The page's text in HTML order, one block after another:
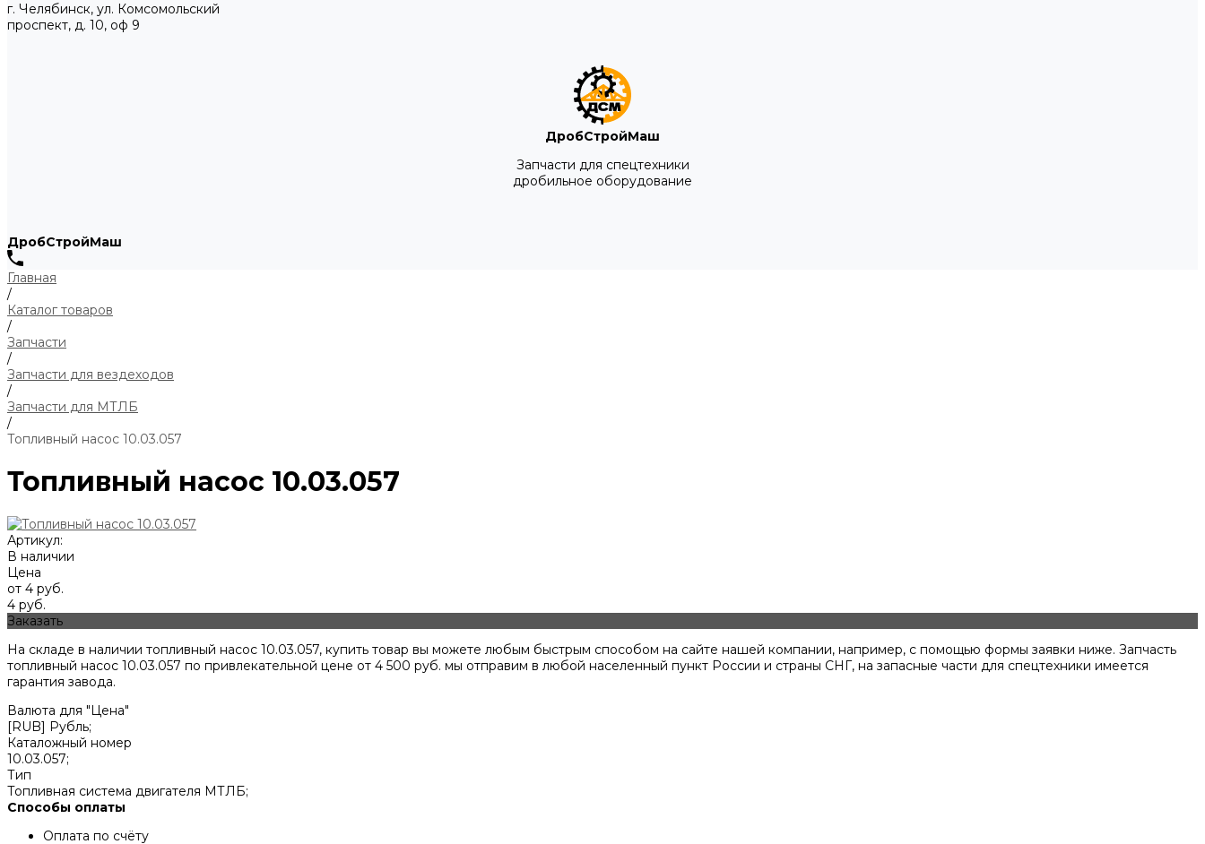
г. Челябинск, ул. Комсомольский
проспект, д. 10, оф 9
ДробСтройМаш
Запчасти для спецтехники
дробильное оборудование
ДробСтройМаш
Главная
/
Каталог товаров
/
Запчасти
/
Запчасти для вездеходов
/
Запчасти для МТЛБ
/
Топливный насос 10.03.057
Топливный насос 10.03.057
Артикул:
В наличии
Цена
от 4 руб.
4 руб.
Заказать
На складе в наличии топливный насос 10.03.057, купить товар вы можете любым быстрым способом на сайте нашей компании, например, с помощью формы заявки ниже. Запчасть
топливный насос 10.03.057 по привлекательной цене от 4 500 руб. мы отправим в любой населенный пункт России и страны СНГ, на запасные части для спецтехники имеется
гарантия завода.
Валюта для "Цена"
[RUB] Рубль;
Каталожный номер
10.03.057;
Тип
Топливная система двигателя МТЛБ;
Способы оплаты
Оплата по счёту